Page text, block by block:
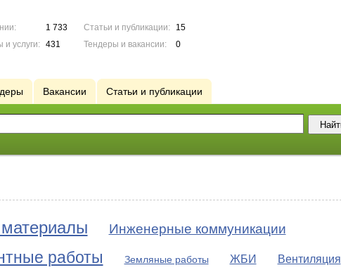
1 733
и услуги:
431
Статьи и публикации:
15
Тендеры и вакансии:
0
Вакансии Статьи и публикации
Инженерные коммуникации
работы Земляные работы ЖБИ Вентиляция